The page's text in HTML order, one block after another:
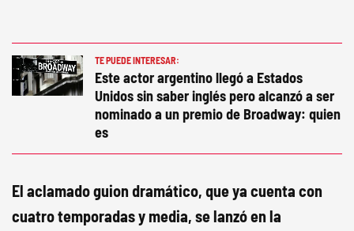
TE PUEDE INTERESAR:
Este actor argentino llegó a Estados
Unidos sin saber inglés pero alcanzó a ser
nominado a un premio de Broadway: quien
es
El aclamado guion dramático, que ya cuenta con
cuatro temporadas y media, se lanzó en la